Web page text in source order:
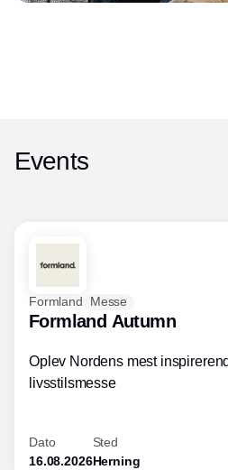
Events
Formland Messe
Formland Autumn
Oplev Nordens mest
livsstilsmesse
Dato
16.08.2026
Sted
Herning